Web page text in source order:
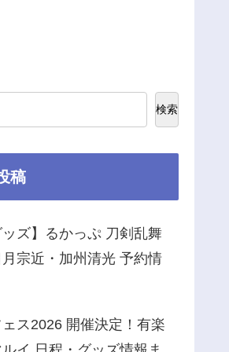
検索
稿
ッズ】るかっぷ 刀剣乱舞
宗近・加州清光 予約情
ス2026 開催決定！有楽